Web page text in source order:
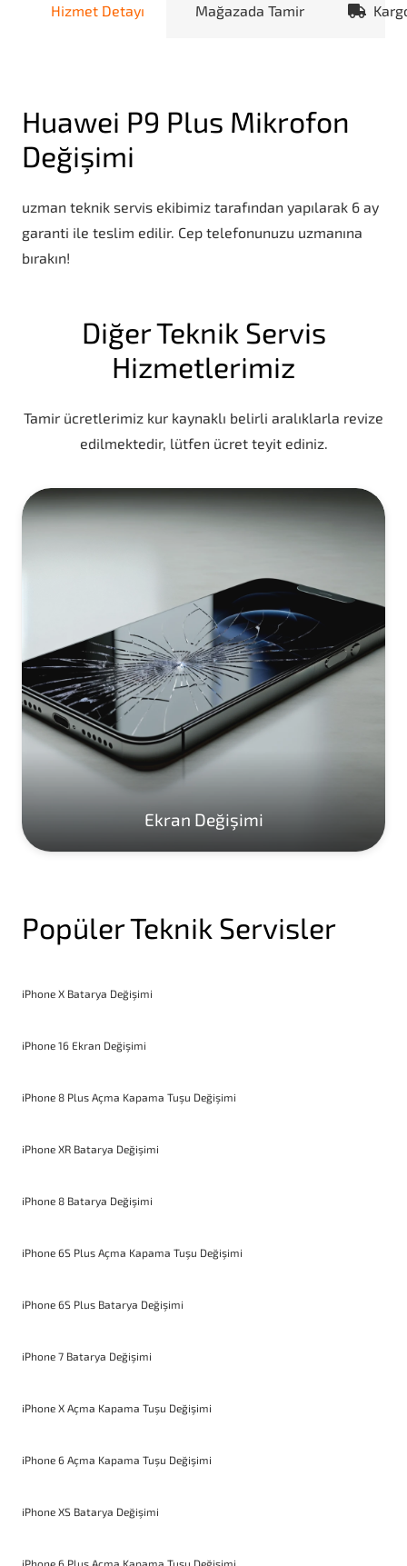
Hizmet Detayı Mağazada Tamir
Huawei P9 Plus Mikrofon
Değişimi
uzman teknik servis ekibimiz tarafından yapılarak 6 ay
garanti ile teslim edilir. Cep telefonunuzu uzmanına
bırakın!
Diğer Teknik Servis
Hizmetlerimiz
Tamir ücretlerimiz kur kaynaklı belirli aralıklarla revize
edilmektedir, lütfen ücret teyit ediniz.
Ekran Değişimi
Popüler Teknik Servisler
iPhone X Batarya Değişimi
iPhone 16 Ekran Değişimi
iPhone 8 Plus Açma Kapama Tuşu Değişimi
iPhone XR Batarya Değişimi
iPhone 8 Batarya Değişimi
iPhone 6S Plus Açma Kapama Tuşu Değişimi
iPhone 6S Plus Batarya Değişimi
iPhone 7 Batarya Değişimi
iPhone X Açma Kapama Tuşu Değişimi
iPhone 6 Açma Kapama Tuşu Değişimi
iPhone XS Batarya Değişimi
iPhone 6 Plus Açma Kapama Tuşu Değişimi